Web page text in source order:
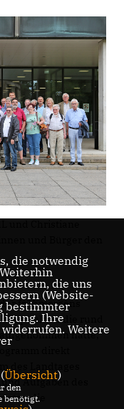
und Bürger den
frühmorgens
die rund
hatte,
direkt
des Landtages
Aufgaben des
die
die notwendig
die uns
(Website-
bestimmter
Ihre
Weitere
Übersicht)
den
benötigt.